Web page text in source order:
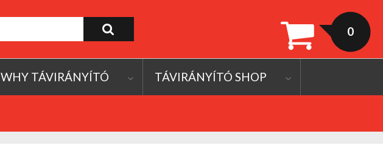
0
WHY TÁVIRÁNYÍTÓ TÁVIRÁNYÍTÓ SHOP